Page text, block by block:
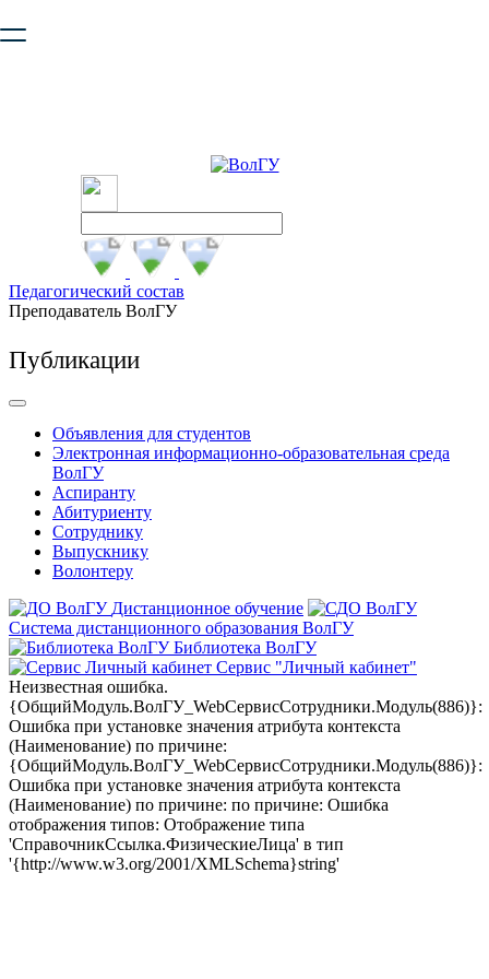
безопасную работу с сайтом. Пожалуйста
Педагогический состав
Преподаватель ВолГУ
Публикации
Объявления для студентов
Электронная информационно-образовательная среда
ВолГУ
Аспиранту
Абитуриенту
Сотруднику
Выпускнику
Волонтеру
Дистанционное обучение
Система дистанционного образования ВолГУ
Библиотека ВолГУ
Сервис "Личный кабинет"
Неизвестная ошибка.
{ОбщийМодуль.ВолГУ_WebСервисСотрудники.Модуль(886)}:
Ошибка при установке значения атрибута контекста
(Наименование) по причине:
{ОбщийМодуль.ВолГУ_WebСервисСотрудники.Модуль(886)}:
Ошибка при установке значения атрибута контекста
(Наименование) по причине: по причине: Ошибка
отображения типов: Отображение типа
'СправочникСсылка.ФизическиеЛица' в тип
'{http://www.w3.org/2001/XMLSchema}string'